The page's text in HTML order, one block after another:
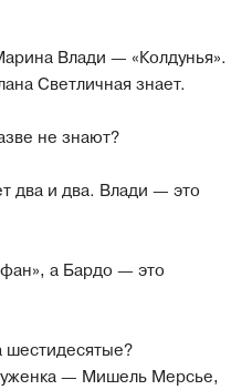
Влади — «Колдунья».
Светличная знает.
не знают?
два и два. Влади — это
а Бардо — это
шестидесятые?
— Мишель Мерсье,